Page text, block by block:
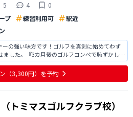
5
4
0
プ 練習利用可
駅近
の強い味方です！ゴルフを真剣に始めてわず
ました。『3カ月後のゴルフコンペで恥ずかしく
目標の元、見事！帳尻を合わせていただけま
て必要なこと不要なことを一瞬で見抜くことが
明確
（3,300円） を予約
トミマスゴルフクラブ校）